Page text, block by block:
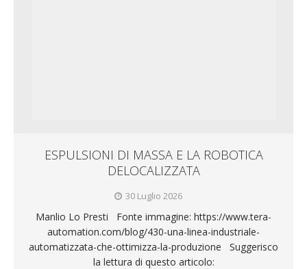
ESPULSIONI DI MASSA E LA ROBOTICA
DELOCALIZZATA
30 Luglio 2026
Manlio Lo Presti Fonte immagine: https://www.tera-
automation.com/blog/430-una-linea-industriale-
automatizzata-che-ottimizza-la-produzione Suggerisco
la lettura di questo articolo: